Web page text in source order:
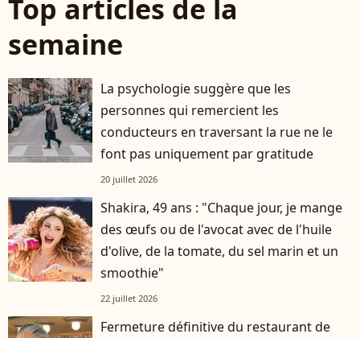
Top articles de la
semaine
La psychologie suggère que les
personnes qui remercient les
conducteurs en traversant la rue ne le
font pas uniquement par gratitude
20 juillet 2026
Shakira, 49 ans : "Chaque jour, je mange
des œufs ou de l'avocat avec de l'huile
d'olive, de la tomate, du sel marin et un
smoothie"
22 juillet 2026
Fermeture définitive du restaurant de